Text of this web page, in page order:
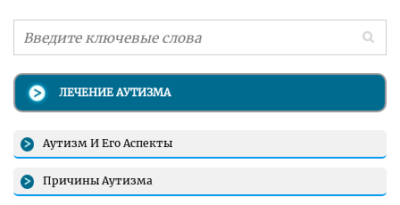
ЛЕЧЕНИЕ АУТИЗМА
Аутизм И Его Аспекты
Причины Аутизма